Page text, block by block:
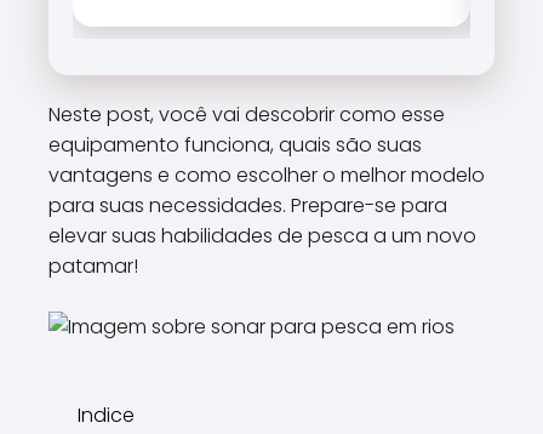
Neste post, você vai descobrir como esse
equipamento funciona, quais são suas
vantagens e como escolher o melhor modelo
para suas necessidades. Prepare-se para
elevar suas habilidades de pesca a um novo
patamar!
Indice